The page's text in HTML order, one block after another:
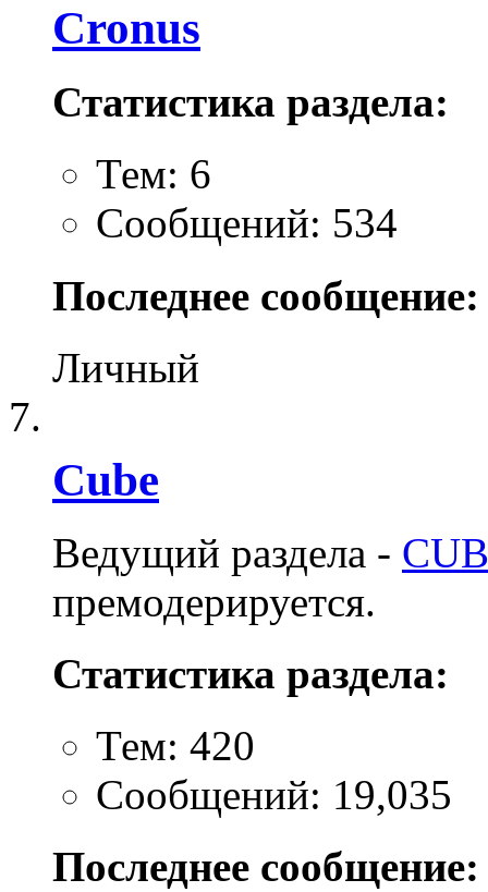
Cronus
Статистика раздела:
Тем: 6
Сообщений: 534
Последнее сообщение:
Личный
Cube
Ведущий раздела -
премодерируется.
Статистика раздела:
Тем: 420
Сообщений: 19,035
Последнее сообщение: